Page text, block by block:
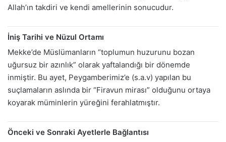
Allah’ın takdiri ve kendi amellerinin sonucudur.
İniş Tarihi ve Nüzul Ortamı
Mekke’de Müslümanların “toplumun huzurunu bozan
uğursuz bir azınlık” olarak yaftalandığı bir dönemde
inmiştir. Bu ayet, Peygamberimiz’e (s.a.v) yapılan bu
suçlamaların aslında bir “Firavun mirası” olduğunu ortaya
koyarak müminlerin yüreğini ferahlatmıştır.
Önceki ve Sonraki Ayetlerle Bağlantısı